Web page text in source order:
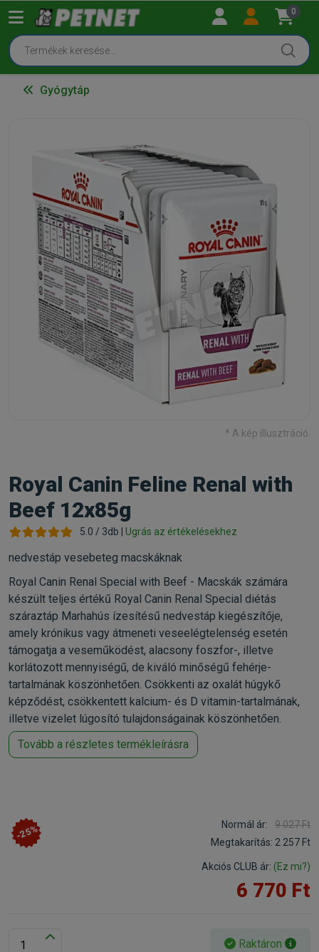
0
Gyógytáp
* A kép illusztráció.
Royal Canin Feline Renal with
Beef 12x85g
5.0 / 3db | Ugrás az értékelésekhez
nedvestáp vesebeteg macskáknak
Royal Canin Renal Special with Beef - Macskák számára
készült teljes értékű Royal Canin Renal Special diétás
száraztáp Marhahús ízesítésű nedvestáp kiegészítője,
amely krónikus vagy átmeneti veseelégtelenség esetén
támogatja a veseműködést, alacsony foszfor-, illetve
korlátozott mennyiségű, de kiváló minőségű fehérje-
tartalmának köszönhetően. Csökkenti az oxalát húgykő
képződést, csökkentett kalcium- és D vitamin-tartalmának,
illetve vizelet lúgosító tulajdonságainak köszönhetően.
Tovább a részletes termékleírásra
-25% Normál ár:
9 027 Ft
Megtakarítás: 2 257 Ft
Akciós CLUB ár: (Ez mi?)
6 770 Ft
Raktáron